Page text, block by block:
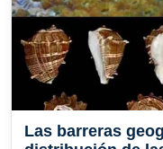
Las barreras